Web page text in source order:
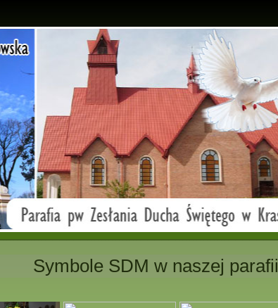
Symbole SDM w naszej parafii